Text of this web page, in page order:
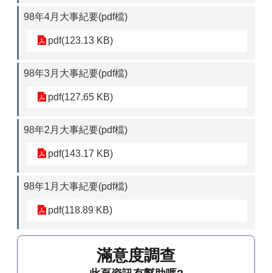
98年4月大事紀要(pdf檔)
pdf(123.13 KB)
98年3月大事紀要(pdf檔)
pdf(127.65 KB)
98年2月大事紀要(pdf檔)
pdf(143.17 KB)
98年1月大事紀要(pdf檔)
pdf(118.89 KB)
滿意度調查